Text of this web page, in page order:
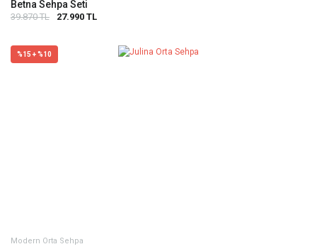
Betna Sehpa Seti
39.870 TL 27.990 TL
%15 + %10
Modern Orta Sehpa